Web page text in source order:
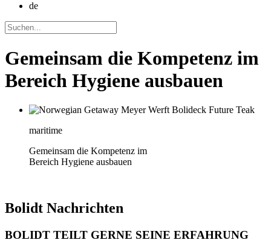
de
Gemeinsam die Kompetenz im
Bereich Hygiene ausbauen
maritime
Gemeinsam die Kompetenz im
Bereich Hygiene ausbauen
Bolidt Nachrichten
BOLIDT TEILT GERNE SEINE ERFAHRUNG